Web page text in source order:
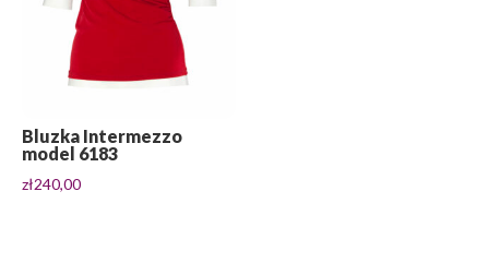
Bluzka Intermezzo
model 6183
zł240,00